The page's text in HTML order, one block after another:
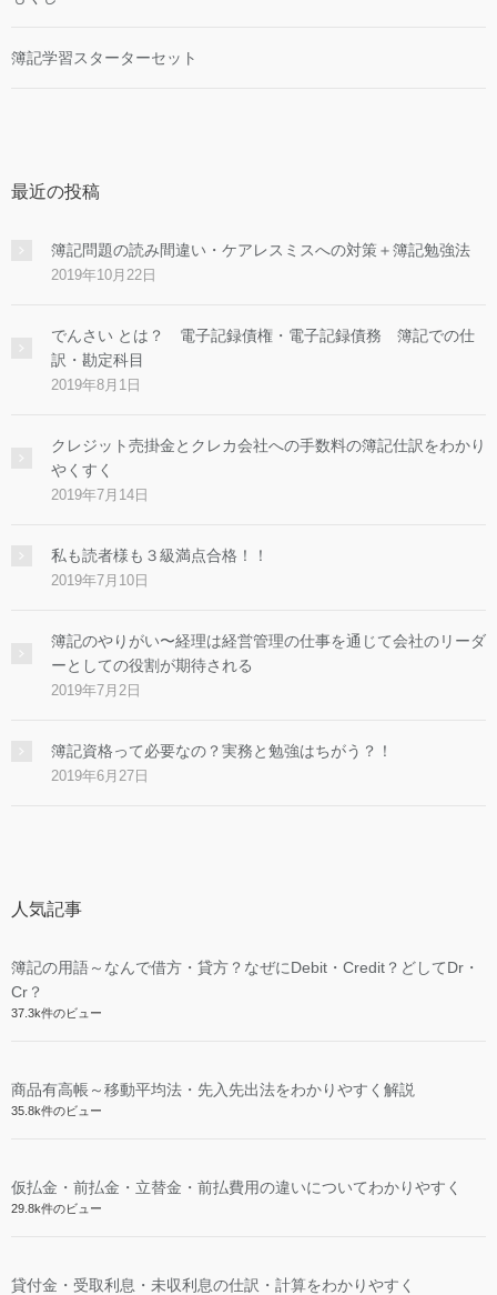
簿記学習スターターセット
最近の投稿
簿記問題の読み間違い・ケアレスミスへの対策＋簿記勉強法
2019年10月22日
でんさい とは？ 電子記録債権・電子記録債務 簿記での仕
訳・勘定科目
2019年8月1日
クレジット売掛金とクレカ会社への手数料の簿記仕訳をわかり
やくすく
2019年7月14日
私も読者様も３級満点合格！！
2019年7月10日
簿記のやりがい〜経理は経営管理の仕事を通じて会社のリーダ
ーとしての役割が期待される
2019年7月2日
簿記資格って必要なの？実務と勉強はちがう？！
2019年6月27日
人気記事
簿記の用語～なんで借方・貸方？なぜにDebit・Credit？どしてDr・
Cr？
37.3k件のビュー
商品有高帳～移動平均法・先入先出法をわかりやすく解説
35.8k件のビュー
仮払金・前払金・立替金・前払費用の違いについてわかりやすく
29.8k件のビュー
貸付金・受取利息・未収利息の仕訳・計算をわかりやすく